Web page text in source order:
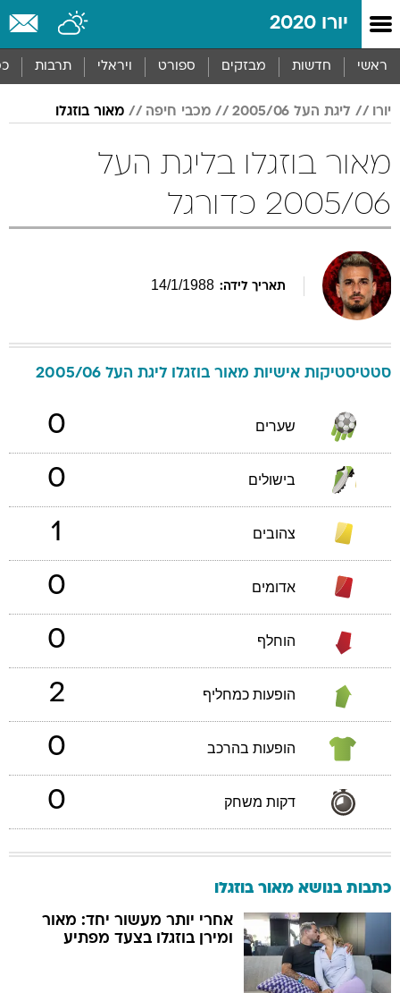
יורו 2020
ראשי חדשות מבזקים ספורט ויראלי תרבות
יורו ליגת העל 2005/06 מכבי חיפה מאור בוזגלו
מאור בוזגלו בליגת העל
2005/06 כדורגל
תאריך לידה: 14/1/1988
סטטיסטיקות אישיות מאור בוזגלו ליגת העל 2005/06
שערים 0
בישולים 0
צהובים 1
אדומים 0
הוחלף 0
הופעות כמחליף 2
הופעות בהרכב 0
דקות משחק 0
כתבות בנושא מאור בוזגלו
אחרי יותר מעשור יחד: מאור
ומירן בוזגלו בצעד מפתיע